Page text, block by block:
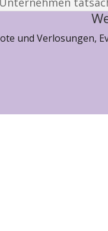
und Verlosungen,